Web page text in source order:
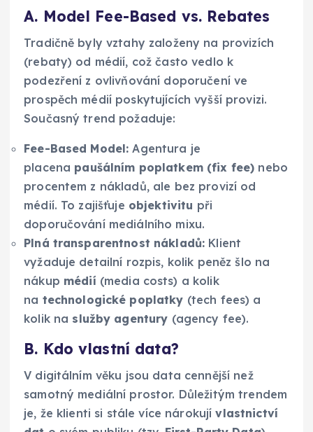
A. Model Fee-Based vs. Rebates
Tradičně byly vztahy založeny na provizích
(rebaty) od médií, což často vedlo k
podezření z ovlivňování doporučení ve
prospěch médií poskytujících vyšší provizi.
Současný trend požaduje:
Fee-Based Model: Agentura je
placena paušálním poplatkem (fix fee) nebo
procentem z nákladů, ale bez provizí od
médií. To zajišťuje objektivitu při
doporučování mediálního mixu.
Plná transparentnost nákladů: Klient
vyžaduje detailní rozpis, kolik peněz šlo na
nákup médií (media costs) a kolik
na technologické poplatky (tech fees) a
kolik na služby agentury (agency fee).
B. Kdo vlastní data?
V digitálním věku jsou data cennější než
samotný mediální prostor. Důležitým trendem
je, že klienti si stále více nárokujívlastnictví